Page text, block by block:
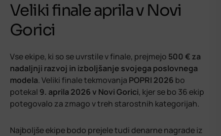
Veliki finale aprila v Novi
Gorici
Vse ekipe, ki so se uvrstile v finale, prejmejo 500 € za
nadaljnji razvoj in izboljšanje svojega poslovnega
modela. Veliki finale tekmovanja POPRI 2026 bo
potekal 9. aprila 2026 v Novi Gorici, kjer se bo 36 ekip
potegovalo za zmago v treh starostnih kategorijah.
Najboljše ekipe bodo prejele tudi denarne nagrade iz